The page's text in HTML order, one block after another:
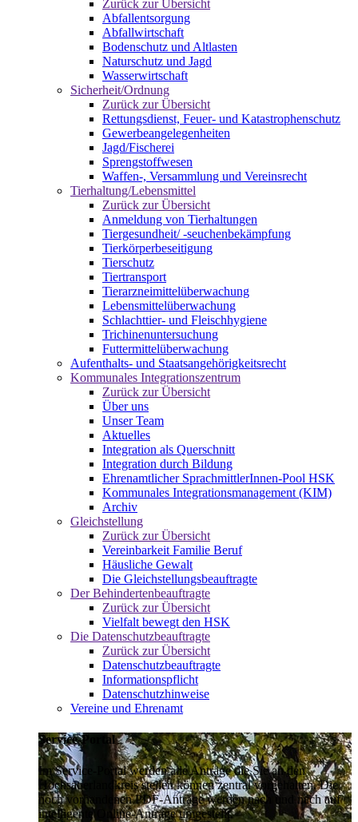
Zurück zur Übersicht
Abfallentsorgung
Abfallwirtschaft
Bodenschutz und Altlasten
Naturschutz und Jagd
Wasserwirtschaft
Sicherheit/Ordnung
Zurück zur Übersicht
Rettungsdienst, Feuer- und Katastrophenschutz
Gewerbeangelegenheiten
Jagd/Fischerei
Sprengstoffwesen
Waffen-, Versammlung und Vereinsrecht
Tierhaltung/Lebensmittel
Zurück zur Übersicht
Anmeldung von Tierhaltungen
Tiergesundheit/ -seuchenbekämpfung
Tierkörperbeseitigung
Tierschutz
Tiertransport
Tierarzneimittelüberwachung
Lebensmittelüberwachung
Schlachttier- und Fleischhygiene
Trichinenuntersuchung
Futtermittelüberwachung
Aufenthalts- und Staatsangehörigkeitsrecht
Kommunales Integrationszentrum
Zurück zur Übersicht
Über uns
Unser Team
Aktuelles
Integration als Querschnitt
Integration durch Bildung
Ehrenamtlicher SprachmittlerInnen-Pool HSK
Kommunales Integrationsmanagement (KIM)
Archiv
Gleichstellung
Zurück zur Übersicht
Vereinbarkeit Familie Beruf
Häusliche Gewalt
Die Gleichstellungsbeauftragte
Der Behindertenbeauftragte
Zurück zur Übersicht
Vielfalt bewegt den HSK
Die Datenschutzbeauftragte
Zurück zur Übersicht
Datenschutzbeauftragte
Informationspflicht
Datenschutzhinweise
Vereine und Ehrenamt
Service-Portal
Im Service-Portal werden alle Anträge die Sie an den
Hochsauerlandkreis stellen können zentral vorgehalten. Die
noch vorhandenen PDF-Anträge werden nach und nach auf
intelligente Online-Anträge umgestellt.